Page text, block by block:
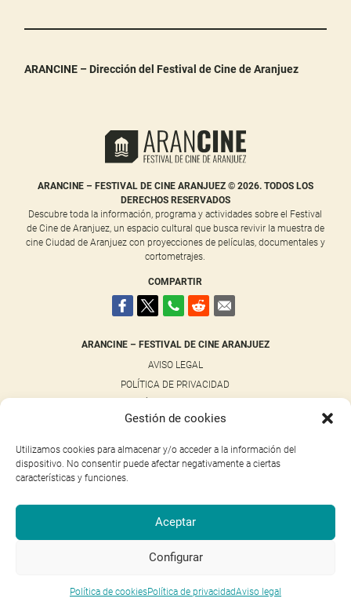
Gestión de cookies
Utilizamos cookies para almacenar y/o acceder a la información del
dispositivo. No consentir puede afectar negativamente a ciertas
características y funciones.
Aceptar
Configurar
Política de cookiesPolítica de privacidadAviso legal
ARANCINE – Dirección del Festival de Cine de Aranjuez
ARANCINE – FESTIVAL DE CINE ARANJUEZ © 2026. TODOS LOS
DERECHOS RESERVADOS
Descubre toda la información, programa y actividades sobre el Festival
de Cine de Aranjuez, un espacio cultural que busca revivir la muestra de
cine Ciudad de Aranjuez con proyecciones de películas, documentales y
cortometrajes.
COMPARTIR
ARANCINE – FESTIVAL DE CINE ARANJUEZ
AVISO LEGAL
POLÍTICA DE PRIVACIDAD
NOTICIAS
NUESTRAS REDES SOCIALES
FACEBOOK
X